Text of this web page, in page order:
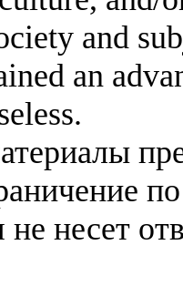
and
an
несет